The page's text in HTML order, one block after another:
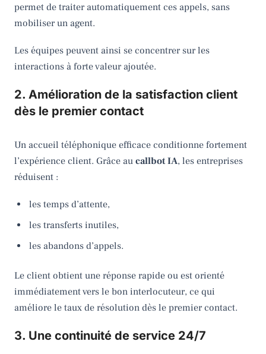
permet de traiter automatiquement ces appels, sans
mobiliser un agent.
Les équipes peuvent ainsi se concentrer sur les
interactions à forte valeur ajoutée.
2. Amélioration de la satisfaction client
dès le premier contact
Un accueil téléphonique efficace conditionne fortement
l’expérience client. Grâce au callbot IA, les entreprises
réduisent :
les temps d’attente,
les transferts inutiles,
les abandons d’appels.
Le client obtient une réponse rapide ou est orienté
immédiatement vers le bon interlocuteur, ce qui
améliore le taux de résolution dès le premier contact.
3. Une continuité de service 24/7